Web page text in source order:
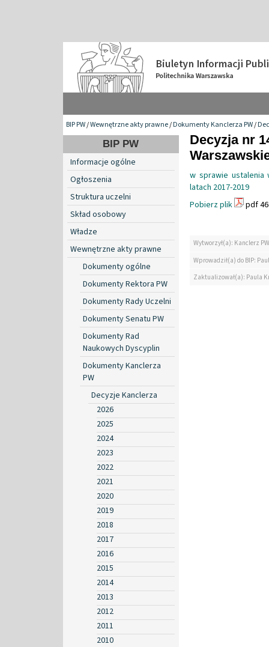
BIP PW/Wewnętrzne akty prawne/Dokumenty Kanclerza PW/
BIP PW
Informacje ogólne
Ogłoszenia
Struktura uczelni
Skład osobowy
Władze
Wewnętrzne akty prawne
Dokumenty ogólne
Dokumenty Rektora PW
Dokumenty Rady Uczelni
Dokumenty Senatu PW
Dokumenty Rad
Naukowych Dyscyplin
Dokumenty Kanclerza
PW
Decyzje Kanclerza
2026
2025
2024
2023
2022
2021
2020
2019
2018
2017
2016
2015
2014
2013
2012
2011
2010
Decyzja nr
w sprawie ustalenia
latach 2017-2019
Pobierz plik
pdf
Wytworzył(a): Kanclerz PW
Wprowadził(a) do BIP:
Zaktualizował(a): Paula